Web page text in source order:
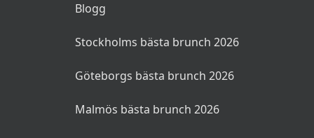
Blogg
Stockholms bästa brunch 2026
Göteborgs bästa brunch 2026
Malmös bästa brunch 2026